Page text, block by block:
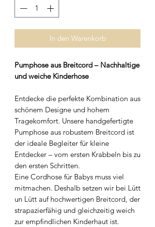
In den Warenkorb
Pumphose aus Breitcord – Nachhaltige
und weiche Kinderhose
Entdecke die perfekte Kombination aus
schönem Designe und hohem
Tragekomfort. Unsere handgefertigte
Pumphose aus robustem Breitcord ist
der ideale Begleiter für kleine
Entdecker – vom ersten Krabbeln bis zu
den ersten Schritten.
Eine Cordhose für Babys muss viel
mitmachen. Deshalb setzen wir bei Lütt
un Lütt auf hochwertigen Breitcord, der
strapazierfähig und gleichzeitig weich
zur empfindlichen Kinderhaut ist.